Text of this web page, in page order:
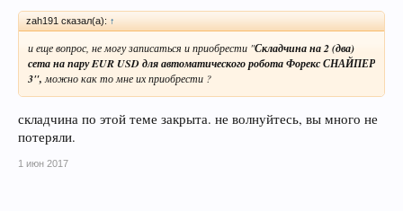
zah191 сказал(а): ↑
и еще вопрос, не могу записаться и приобрести "Складчина на 2 (два)
сета на пару EURUSD для автоматического робота Форекс СНАЙПЕР
3",можно как то мне их приобрести ?
складчина по этой теме закрыта. не волнуйтесь, вы много не
потеряли.
1 июн 2017